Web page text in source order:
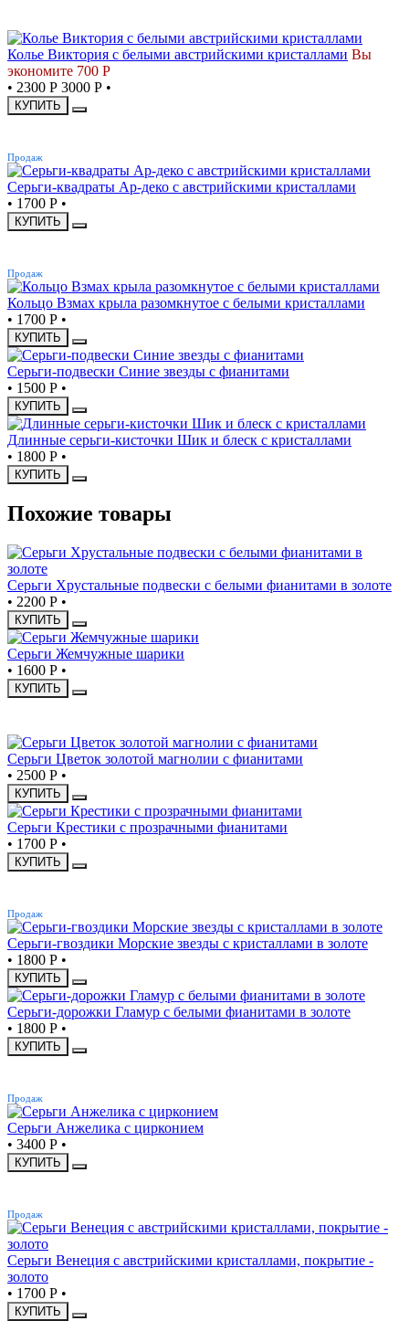
Колье Виктория с белыми австрийскими кристаллами Вы
экономите 700 Р
• 2300 Р 3000 Р •
КУПИТЬ
Продаж
Серьги-квадраты Ар-деко с австрийскими кристаллами
• 1700 Р •
КУПИТЬ
Продаж
Кольцо Взмах крыла разомкнутое с белыми кристаллами
• 1700 Р •
КУПИТЬ
Серьги-подвески Синие звезды с фианитами
• 1500 Р •
КУПИТЬ
Длинные серьги-кисточки Шик и блеск с кристаллами
• 1800 Р •
КУПИТЬ
Похожие товары
Серьги Хрустальные подвески с белыми фианитами в золоте
• 2200 Р •
КУПИТЬ
Серьги Жемчужные шарики
• 1600 Р •
КУПИТЬ
Серьги Цветок золотой магнолии с фианитами
• 2500 Р •
КУПИТЬ
Серьги Крестики с прозрачными фианитами
• 1700 Р •
КУПИТЬ
Продаж
Серьги-гвоздики Морские звезды с кристаллами в золоте
• 1800 Р •
КУПИТЬ
Серьги-дорожки Гламур с белыми фианитами в золоте
• 1800 Р •
КУПИТЬ
Продаж
Серьги Анжелика с цирконием
• 3400 Р •
КУПИТЬ
Продаж
Серьги Венеция с австрийскими кристаллами, покрытие -
золото
• 1700 Р •
КУПИТЬ